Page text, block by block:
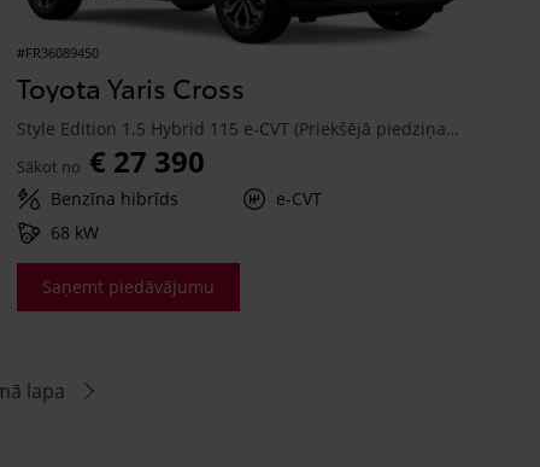
#FR36089450
Toyota Yaris Cross
Style Edition 1.5 Hybrid 115 e-CVT (Priekšējā piedziņa) (68 kW)
Sākot no € 27 390
Benzīna hibrīds
e-CVT
68 kW
Saņemt piedāvājumu
lapa